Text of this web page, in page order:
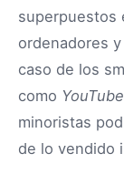
superpuestos
ordenadores
caso de los
como
minoristas
de lo vendido